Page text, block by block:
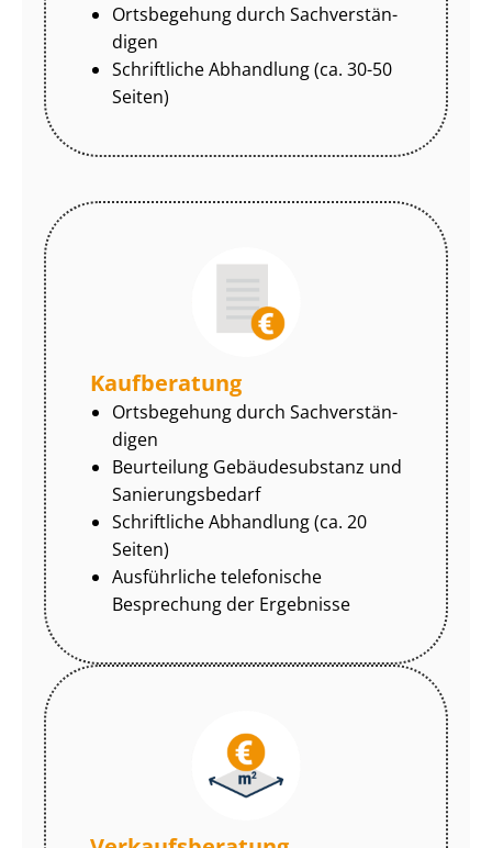
Ortsbegehung durch Sach­ver­stän­
di­gen
Schriftliche Abhandlung (ca. 30-50
Seiten)
Kaufberatung
Ortsbegehung durch Sach­ver­stän­
di­gen
Beurteilung Gebäudesubstanz und
Sa­nie­rungs­be­darf
Schriftliche Abhandlung (ca. 20
Seiten)
Ausführliche telefonische
Besprechung der Ergebnisse